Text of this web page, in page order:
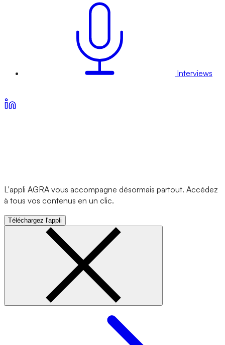
Interviews
L'appli AGRA vous accompagne désormais partout. Accédez
à tous vos contenus en un clic.
Téléchargez l'appli